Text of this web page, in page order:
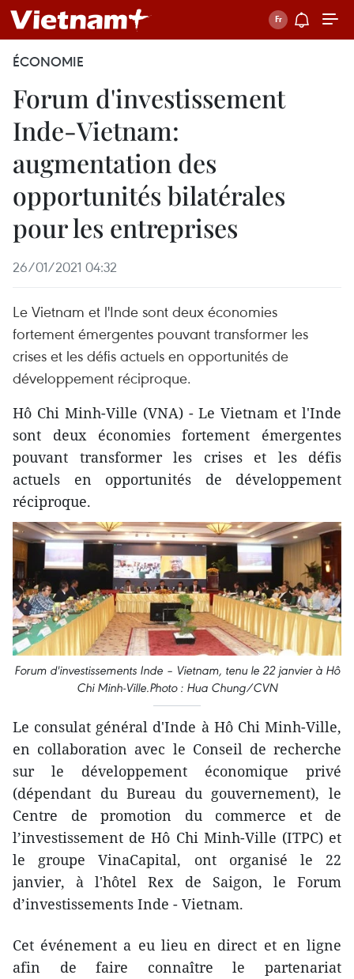
ÉCONOMIE
Forum d'investissement
Inde-Vietnam:
augmentation des
opportunités bilatérales
pour les entreprises
26/01/2021 04:32
Le Vietnam et l'Inde sont deux économies
fortement émergentes pouvant transformer les
crises et les défis actuels en opportunités de
développement réciproque.
Hô Chi Minh-Ville (VNA) - Le Vietnam et l'Inde
sont deux économies fortement émergentes
pouvant transformer les crises et les défis
actuels en opportunités de développement
réciproque.
Forum d'investissements Inde – Vietnam, tenu le 22 janvier à Hô
Chi Minh-Ville.Photo : Hua Chung/CVN
Le consulat général d'Inde à Hô Chi Minh-Ville,
en collaboration avec le Conseil de recherche
sur le développement économique privé
(dépendant du Bureau du gouvernement), le
Centre de promotion du commerce et de
l’investissement de Hô Chi Minh-Ville (ITPC) et
le groupe VinaCapital, ont organisé le 22
janvier, à l'hôtel Rex de Saigon, le Forum
d’investissements Inde - Vietnam.
Cet événement a eu lieu en direct et en ligne
afin de faire connaître le partenariat